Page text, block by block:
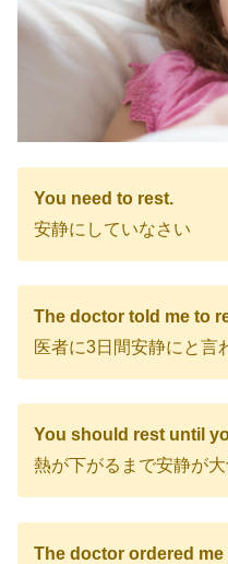
You need to rest.
安静にしていなさい
The doctor told me to
医者に3日間安静にと言
You should rest until
熱が下がるまで安静が
The doctor ordered